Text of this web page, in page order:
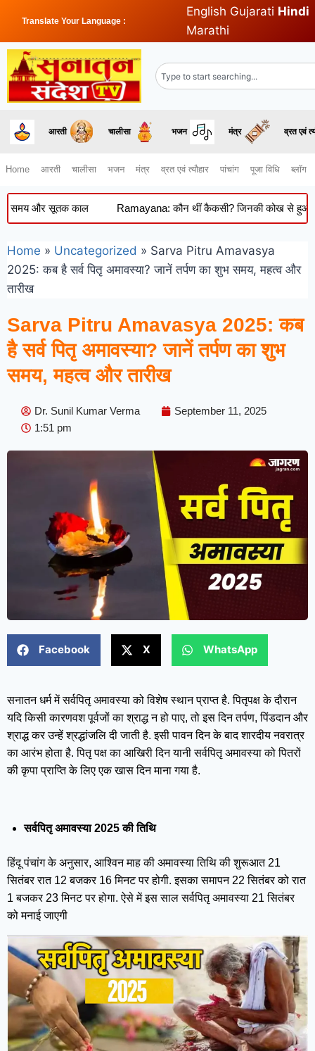
Translate Your Language :
English Gujarati Hindi
Marathi
आरती चालीसा भजन मंत्र व्रत एवं
Home आरती चालीसा भजन मंत्र व्रत एवं त्यौहार पांचांग पूजा विधि ब्लॉग
और सूतक काल Ramayana: कौन थीं कैकसी? जिनकी कोख से हुआ था रावण
Home » Uncategorized » Sarva Pitru Amavasya
2025: कब है सर्व पितृ अमावस्या? जानें तर्पण का शुभ समय, महत्व और
तारीख
Sarva Pitru Amavasya 2025: कब
है सर्व पितृ अमावस्या? जानें तर्पण का शुभ
समय, महत्व और तारीख
Dr. Sunil Kumar Verma
September 11, 2025
1:51 pm
Facebook X WhatsApp
सनातन धर्म में सर्वपितृ अमावस्या को विशेष स्थान प्राप्त है. पितृपक्ष के दौरान
यदि किसी कारणवश पूर्वजों का श्राद्ध न हो पाए, तो इस दिन तर्पण, पिंडदान और
श्राद्ध कर उन्हें श्रद्धांजलि दी जाती है. इसी पावन दिन के बाद शारदीय नवरात्र
का आरंभ होता है. पितृ पक्ष का आखिरी दिन यानी सर्वपितृ अमावस्या को पितरों
की कृपा प्राप्ति के लिए एक खास दिन माना गया है.
सर्वपितृ अमावस्या 2025 की तिथि
हिंदू पंचांग के अनुसार, आश्विन माह की अमावस्या तिथि की शुरूआत 21
सितंबर रात 12 बजकर 16 मिनट पर होगी. इसका समापन 22 सितंबर को रात
1 बजकर 23 मिनट पर होगा. ऐसे में इस साल सर्वपितृ अमावस्या 21 सितंबर
को मनाई जाएगी